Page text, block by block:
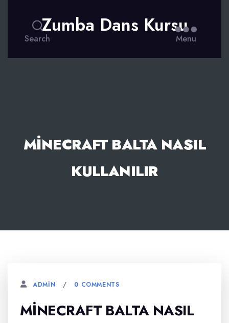
Search
Zumba Dans Kursu
Menu
MINECRAFT BALTA NASIL
KULLANILIR
ADMIN 0 COMMENTS
MINECRAFT BALTA NASIL